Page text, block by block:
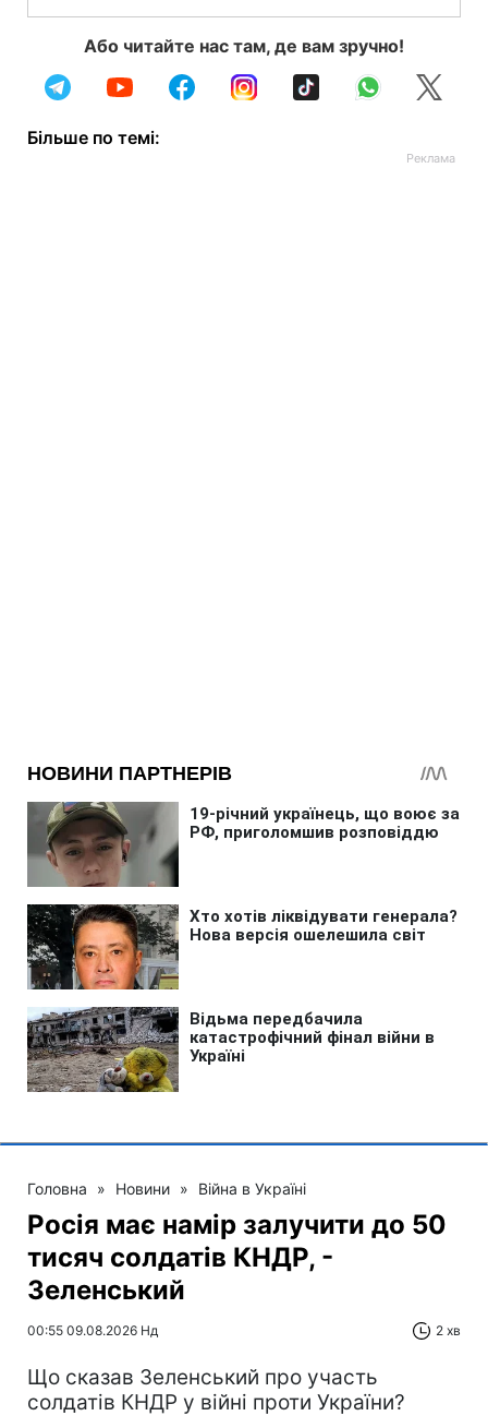
Або читайте нас там, де вам зручно!
Більше по темі:
Головна » Новини » Війна в Україні
Росія має намір залучити до 50
тисяч солдатів КНДР, -
Зеленський
00:55 09.08.2026 Нд 2 хв
Що сказав Зеленський про участь
солдатів КНДР у війні проти України?